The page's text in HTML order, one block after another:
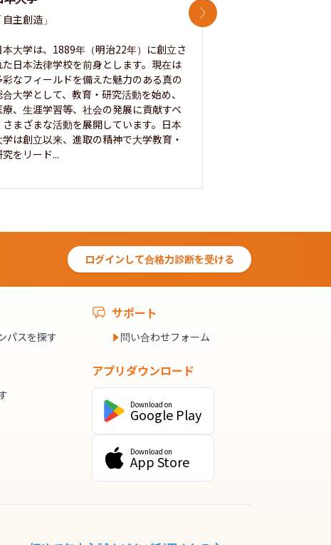
自主創造」
本大学は、1889年（明治22年）に創立さ
た日本法律学校を前身とします。現在は
彩なフィールドを備えた魅力のある真の
合大学として、教育・研究活動を始め、
療、生涯学習等、社会の発展に貢献すべ
さまざまな活動を展開しています。日本
学は創立以来、進取の精神で大学教育・
究をリード...
次のスライド
ログインして合格力診断を受ける
パスを探す
サポート
問い合わせフォーム
アプリダウンロード
Download on
Google Play
Download on
App Store